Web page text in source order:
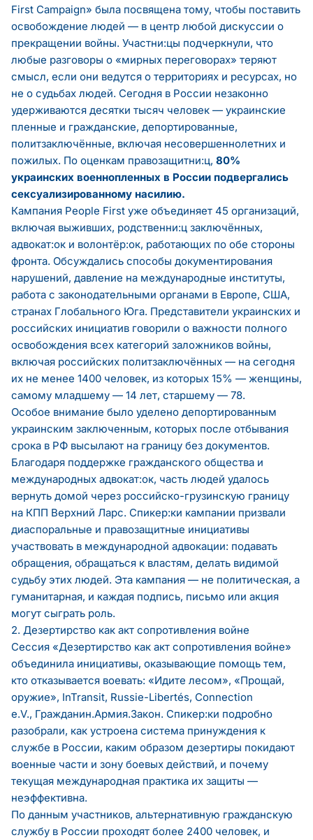
First Campaign» была посвящена тому, чтобы поставить
освобождение людей — в центр любой дискуссии о
прекращении войны. Участни:цы подчеркнули, что
любые разговоры о «мирных переговорах» теряют
смысл, если они ведутся о территориях и ресурсах, но
не о судьбах людей. Сегодня в России незаконно
удерживаются десятки тысяч человек — украинские
пленные и гражданские, депортированные,
политзаключённые, включая несовершеннолетних и
пожилых. По оценкам правозащитни:ц, 80%
украинских военнопленных в России подвергались
сексуализированному насилию.
Кампания People First уже объединяет 45 организаций,
включая выживших, родственни:ц заключённых,
адвокат:ок и волонтёр:ок, работающих по обе стороны
фронта. Обсуждались способы документирования
нарушений, давление на международные институты,
работа с законодательными органами в Европе, США,
странах Глобального Юга. Представители украинских и
российских инициатив говорили о важности полного
освобождения всех категорий заложников войны,
включая российских политзаключённых — на сегодня
их не менее 1400 человек, из которых 15% — женщины,
самому младшему — 14 лет, старшему — 78.
Особое внимание было уделено депортированным
украинским заключенным, которых после отбывания
срока в РФ высылают на границу без документов.
Благодаря поддержке гражданского общества и
международных адвокат:ок, часть людей удалось
вернуть домой через российско-грузинскую границу
на КПП Верхний Ларс. Спикер:ки кампании призвали
диаспоральные и правозащитные инициативы
участвовать в международной адвокации: подавать
обращения, обращаться к властям, делать видимой
судьбу этих людей. Эта кампания — не политическая, а
гуманитарная, и каждая подпись, письмо или акция
могут сыграть роль.
2. Дезертирство как акт сопротивления войне
Сессия «Дезертирство как акт сопротивления войне»
объединила инициативы, оказывающие помощь тем,
кто отказывается воевать: «Идите лесом», «Прощай,
оружие», InTransit, Russie-Libertés, Connection
e.V., Гражданин.Армия.Закон. Спикер:ки подробно
разобрали, как устроена система принуждения к
службе в России, каким образом дезертиры покидают
военные части и зону боевых действий, и почему
текущая международная практика их защиты —
неэффективна.
По данным участников, альтернативную гражданскую
службу в России проходят более 2400 человек, и